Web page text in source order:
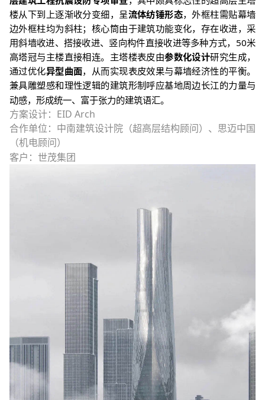
楼从下到上逐渐收分变细，呈流体纺锤形态，外框柱需贴幕墙
边外框柱均为斜柱；核心筒由于建筑功能变化，存在收进，采
用斜墙收进、搭接收进、竖向构件直接收进等多种方式，50米
高塔冠与主楼直接相连。主塔楼表皮由参数化设计研究生成，
通过优化异型曲面，从而实现表皮效果与幕墙经济性的平衡。
兼具雕塑感和理性逻辑的建筑形制呼应基地周边长江的力量与
动感，形成统一、富于张力的建筑语汇。
方案设计： EID Arch
合作单位：中南建筑设计院（超高层结构顾问）、思迈中国
（机电顾问）
客户：世茂集团